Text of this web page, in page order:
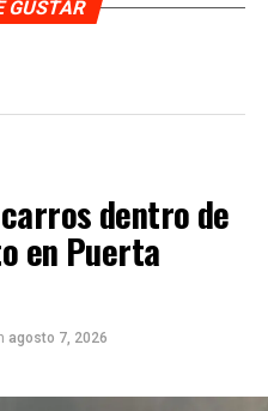
GUSTAR
dentro de
en Puerta
agosto 7, 2026